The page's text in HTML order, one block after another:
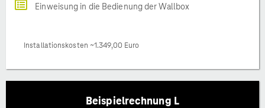
Einweisung in die Bedienung der Wallbox
Installationskosten ~1.349,00 Euro
Beispielrechnung L